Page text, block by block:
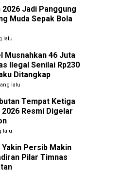
Jadi Panggung
Muda Sepak Bola
lalu
Musnahkan 46 Juta
Ilegal Senilai Rp230
Ditangkap
lalu
Tempat Ketiga
Resmi Digelar
lalu
Persib Makin
Pilar Timnas